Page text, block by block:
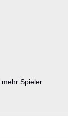
Spieler